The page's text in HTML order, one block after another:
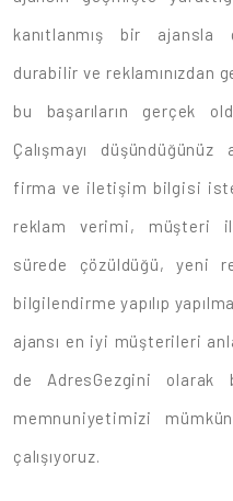
kanıtlanmış bir ajansla
durabilir ve reklamınızdan
bu başarıların gerçek
Çalışmayı
firma ve iletişim bilgisi
reklam verimi, müşteri
sürede çözüldüğü, yeni
bilgilendirme yapılıp
ajansı en iyi müşterileri
de AdresGezgini olarak
memnuniyetimizi
çalışıyoruz.